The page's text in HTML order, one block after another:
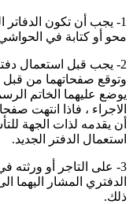
1- يجب أن تكون
محو أو كتابة في
2- يجب قبل استعمال
وتوقع صفحاتهما من قبل
يوضع عليهما الخاتم
الاجراء ، فاذا انتهت
أن يقدمه لذات الجهة
استعمال الدفتر الجديد.
3- على التاجر أو
الدفتري المشار اليهما
ذلك.